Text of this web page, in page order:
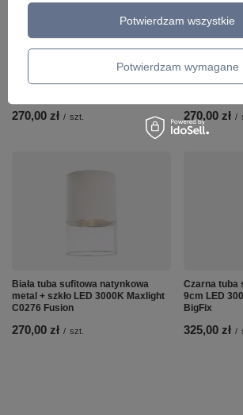
Czarna tuba sufitowa natynkowa
metal + szkło LED 3000K Maxlight
270,00 zł / szt.
Szara tuba
metal +
270,00 zł /
Biała tuba sufitowa natynkowa
metal + szkło LED 3000K Maxlight
C0276 Fusion
270,00 zł / szt.
Czarna tuba
9cm LED
BigFix
325,00 zł /
Potwierdzam wymagane
Potwierdzam wszystkie